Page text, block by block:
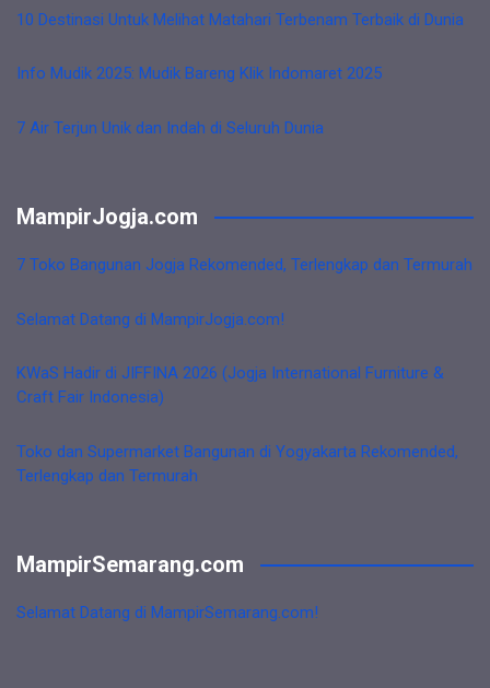
10 Destinasi Untuk Melihat Matahari Terbenam Terbaik di Dunia
Info Mudik 2025: Mudik Bareng Klik Indomaret 2025
7 Air Terjun Unik dan Indah di Seluruh Dunia
MampirJogja.com
7 Toko Bangunan Jogja Rekomended, Terlengkap dan Termurah
Selamat Datang di MampirJogja.com!
KWaS Hadir di JIFFINA 2026 (Jogja International Furniture &
Craft Fair Indonesia)
Toko dan Supermarket Bangunan di Yogyakarta Rekomended,
Terlengkap dan Termurah
MampirSemarang.com
Selamat Datang di MampirSemarang.com!